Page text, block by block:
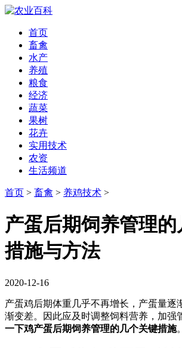
首页
畜禽
水产
养殖
粮食
经济
蔬菜
果树
花卉
实用技术
农资
生活频道
首页 > 畜禽 > 养鸡技术 >
产蛋后期饲养管理
措施与方法
2020-12-16
产蛋鸡后期体重几乎不再增长，产蛋量逐
渐变差。因此应及时调整饲料营养，加强
一下鸡产蛋后期饲养管理的几个关键措施。